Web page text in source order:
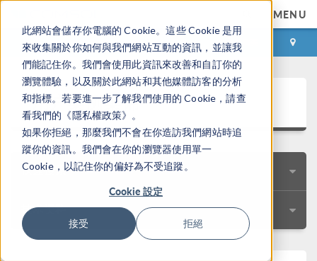
此網站會儲存你電腦的 Cookie。這些 Cookie 是用
來收集關於你如何與我們網站互動的資訊，並讓我
們能記住你。我們會使用此資訊來改善和自訂你的
瀏覽體驗，以及關於此網站和其他媒體訪客的分析
和指標。若要進一步了解我們使用的 Cookie，請查
看我們的《隱私權政策》。
如果你拒絕，那麼我們不會在你造訪我們網站時追
蹤你的資訊。我們會在你的瀏覽器使用單一
Cookie，以記住你的偏好為不受追蹤。
Cookie 設定
接受 拒絕
MENU
登录 咨询与购买
用户案例集锦
快速搜索
技术资料